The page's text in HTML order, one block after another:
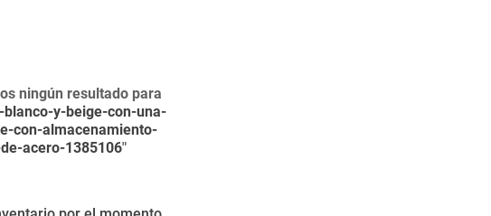
ningún resultado para
y-beige-con-una-
con-almacenamiento-
acero-1385106"